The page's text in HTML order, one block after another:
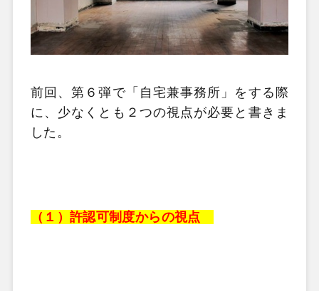
前回、第６弾で「自宅兼事務所」をする際
に、少なくとも２つの視点が必要と書きま
した。
（１）許認可制度からの視点